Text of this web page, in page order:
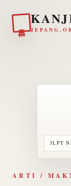
JLPT
ARTI /